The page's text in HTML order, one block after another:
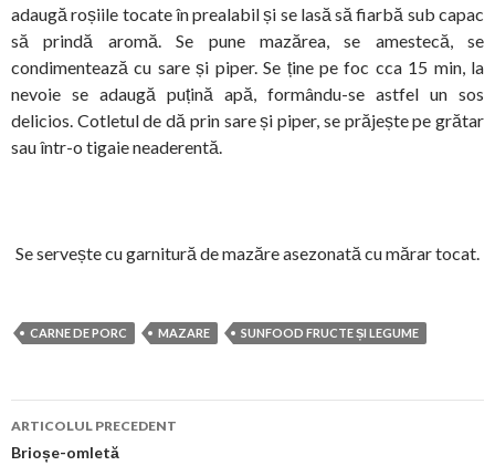
adaugă roșiile tocate în prealabil și se lasă să fiarbă sub capac
să prindă aromă. Se pune mazărea, se amestecă, se
condimentează cu sare și piper. Se ține pe foc cca 15 min, la
nevoie se adaugă puțină apă, formându-se astfel un sos
delicios. Cotletul de dă prin sare și piper, se prăjește pe grătar
sau într-o tigaie neaderentă.
Se servește cu garnitură de mazăre asezonată cu mărar tocat.
CARNE DE PORC MAZARE SUNFOOD FRUCTE ȘI LEGUME
Navigare
în
ARTICOLUL PRECEDENT
Brioșe-omletă